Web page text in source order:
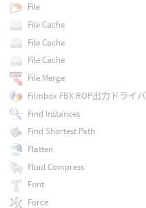
File
File Cache
File Cache
File Cache
File Merge
Filmbox FBX ROP出力ドライバ
Find Instances
Find Shortest Path
Flatten
Fluid Compress
Font
Force